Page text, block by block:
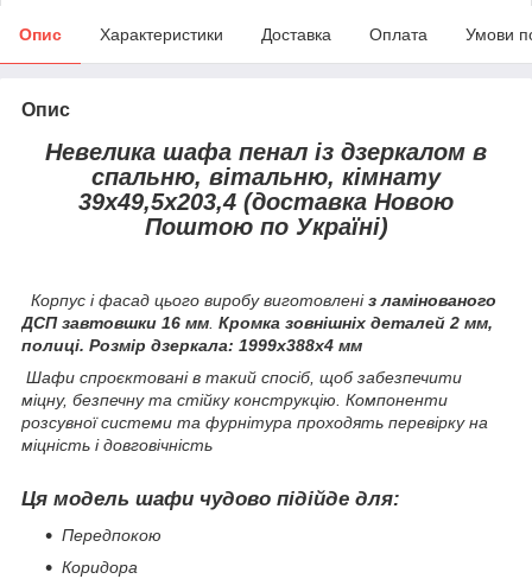
Опис Характеристики Доставка Оплата Умови
Опис
Невелика шафа пенал із дзеркалом в
спальню, вітальню, кімнату
39х49,5х203,4 (доставка Новою
Поштою по Україні)
Корпус і фасад цього виробу виготовленіз ламінованого
ДСП завтовшки 16 мм. Кромка зовнішніх деталей 2 мм,
полиці. Розмір дзеркала: 1999х388х4 мм
Шафи спроєктовані в такий спосіб, щоб забезпечити
міцну, безпечну та стійку конструкцію. Компоненти
розсувної системи та фурнітура проходять перевірку на
міцність і довговічність
Ця модель шафи чудово підійде для:
Передпокою
Коридора